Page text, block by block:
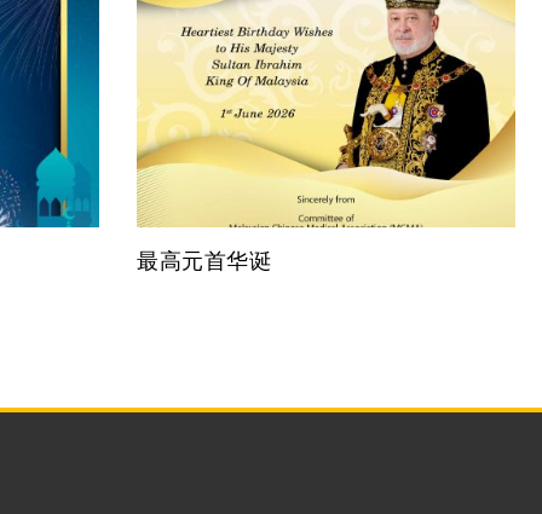
最高元首华诞